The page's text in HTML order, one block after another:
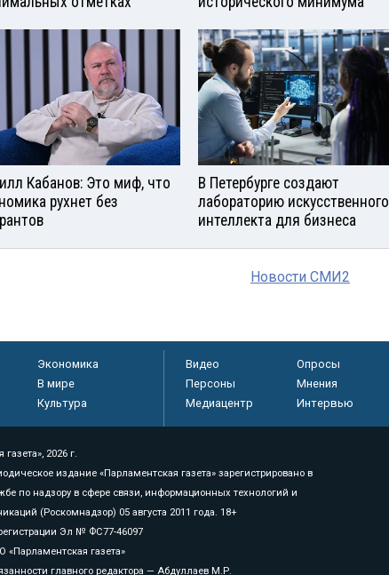
Кабанов: Это миф, что
рухнет без
В Петербурге создают
лабораторию искусственного
интеллекта для бизнеса
Новости СМИ2
Экономика
В мире
Культура
Видео Опросы
Персоны
Мнения
Медиацентр
Интервью
2026 г.
издание «Парламентская газета» зарегистрировано в
по надзору в сфере связи, информационных технологий и
(Роскомнадзор) 05 августа 2011 года. 18+
Эл № ФС77-46097
газета»
главного редактора — Абдуллаев М.Р.